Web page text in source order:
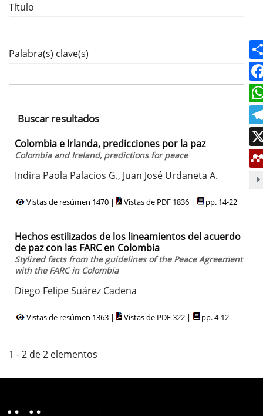
Título
Palabra(s) clave(s)
Buscar resultados
Colombia e Irlanda, predicciones por la paz
Colombia and Ireland, predictions for peace
Indira Paola Palacios G., Juan José Urdaneta A.
Vistas de resúmen 1470 | Vistas de PDF 1836 | pp. 14-22
Hechos estilizados de los lineamientos del acuerdo
de paz con las FARC en Colombia
Stylized facts from the guidelines of the Peace Agreement
with the FARC in Colombia
Diego Felipe Suárez Cadena
Vistas de resúmen 1363 | Vistas de PDF 322 | pp. 4-12
1 - 2 de 2 elementos